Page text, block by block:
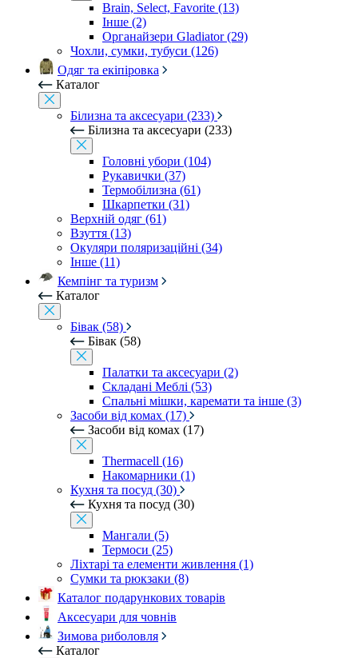
Brain, Select, Favorite (13)
Інше (2)
Органайзери Gladiator (29)
Чохли, сумки, тубуси (126)
Одяг та екіпіровка
Каталог
Білизна та аксесуари (233)
Білизна та аксесуари (233)
Головні убори (104)
Рукавички (37)
Термобілизна (61)
Шкарпетки (31)
Верхній одяг (61)
Взуття (13)
Окуляри поляризаційні (34)
Інше (11)
Кемпінг та туризм
Каталог
Бівак (58)
Бівак (58)
Палатки та аксесуари (2)
Складані Меблі (53)
Спальні мішки, каремати та інше (3)
Засоби від комах (17)
Засоби від комах (17)
Thermacell (16)
Накомарники (1)
Кухня та посуд (30)
Кухня та посуд (30)
Мангали (5)
Термоси (25)
Ліхтарі та елементи живлення (1)
Сумки та рюкзаки (8)
Каталог подарункових товарів
Аксесуари для човнів
Зимова риболовля
Каталог